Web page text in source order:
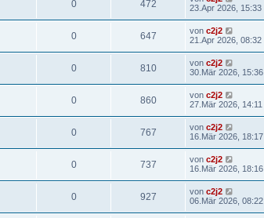
0 472
23.Apr 2026, 15:33
0 647 von c2j2
21.Apr 2026, 08:32
0 810 von c2j2
30.Mär 2026, 15:36
0 860 von c2j2
27.Mär 2026, 14:11
0 767 von c2j2
16.Mär 2026, 18:17
0 737 von c2j2
16.Mär 2026, 18:16
0 927 von c2j2
06.Mär 2026, 08:22